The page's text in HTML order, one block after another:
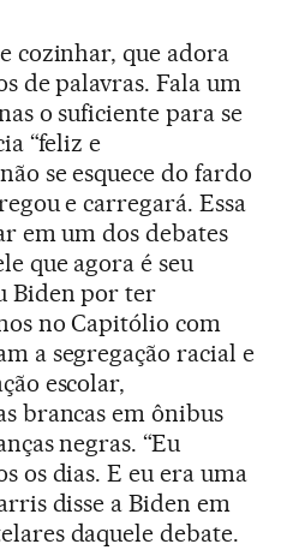
cozinhar, que adora
de palavras. Fala um
o suficiente para se
“feliz e
se esquece do fardo
e carregará. Essa
em um dos debates
que agora é seu
Biden por ter
no Capitólio com
a segregação racial e
escolar,
brancas em ônibus
negras. “Eu
os dias. E eu era uma
disse a Biden em
daquele debate.